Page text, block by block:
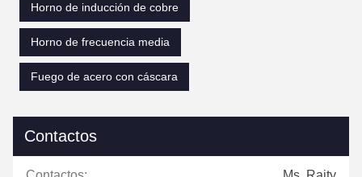
Horno de inducción de cobre
Horno de frecuencia media
Fuego de acero con cáscara
Contactos